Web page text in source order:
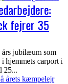
fejrer 35
års jubilæum som
hjemmets carport i
25...
årets kæmpelejr